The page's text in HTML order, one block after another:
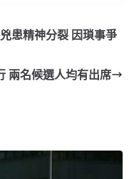
患精神分裂 因瑣事爭
兩名候選人均有出席